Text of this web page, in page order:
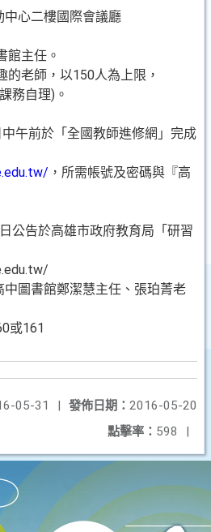
心二樓國際會議廳
館主任。
的老師，以150人為上限，
務自理)。
午前於「全國教師進修網」完成
，所需帳號及密碼與『高
公告於高雄市政府教育局「研習
圖書館鄭潔慧主任、張珀菁老
或161
發佈日期： 2016-05-20
05-31
|
點擊率： 598 |